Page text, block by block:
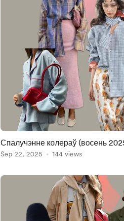
Спалучэнне колераў (восень
Sep 22, 2025 144 views